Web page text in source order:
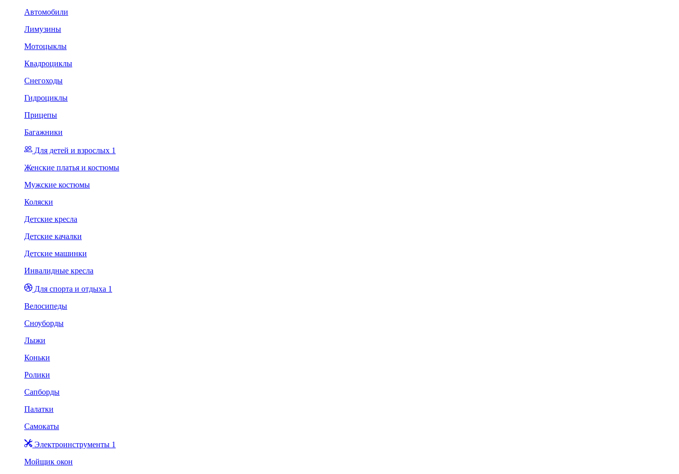
Автомобили
Лимузины
Мотоцыклы
Квадроциклы
Снегоходы
Гидроциклы
Прицепы
Багажники
Для детей и взрослых 1
Женские платья и костюмы
Мужские костюмы
Коляски
Детские кресла
Детские качалки
Детские машинки
Инвалидные кресла
Для спорта и отдыха 1
Велосипеды
Сноуборды
Лыжи
Коньки
Ролики
Сапборды
Палатки
Самокаты
Электроинструменты 1
Мойщик окон